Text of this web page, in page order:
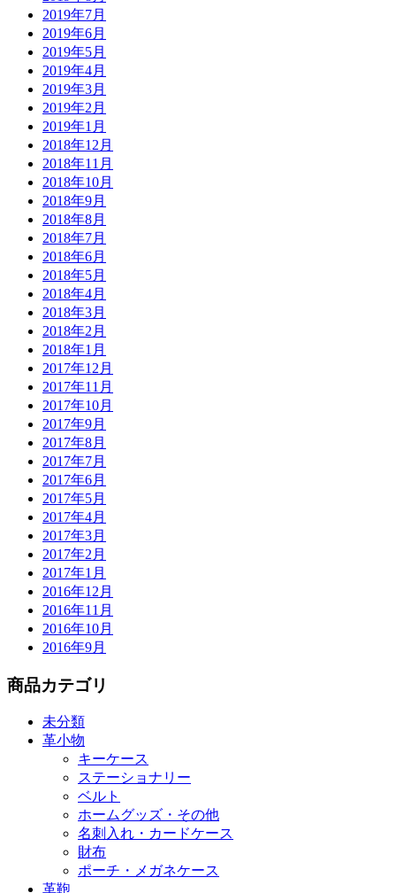
2019年7月
2019年6月
2019年5月
2019年4月
2019年3月
2019年2月
2019年1月
2018年12月
2018年11月
2018年10月
2018年9月
2018年8月
2018年7月
2018年6月
2018年5月
2018年4月
2018年3月
2018年2月
2018年1月
2017年12月
2017年11月
2017年10月
2017年9月
2017年8月
2017年7月
2017年6月
2017年5月
2017年4月
2017年3月
2017年2月
2017年1月
2016年12月
2016年11月
2016年10月
2016年9月
商品カテゴリ
未分類
革小物
キーケース
ステーショナリー
ベルト
ホームグッズ・その他
名刺入れ・カードケース
財布
ポーチ・メガネケース
革鞄